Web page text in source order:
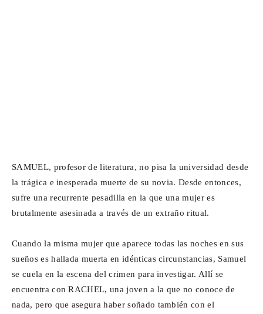
SAMUEL, profesor de literatura, no pisa la universidad desde
la trágica e inesperada muerte de su novia. Desde entonces,
sufre una recurrente pesadilla en la que una mujer es
brutalmente asesinada a través de un extraño ritual.
Cuando la misma mujer que aparece todas las noches en sus
sueños es hallada muerta en idénticas circunstancias, Samuel
se cuela en la escena del crimen para investigar. Allí se
encuentra con RACHEL, una joven a la que no conoce de
nada, pero que asegura haber soñado también con el